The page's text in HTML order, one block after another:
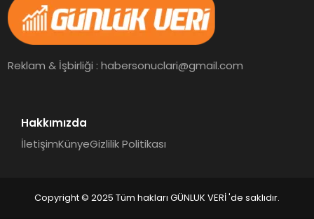
Reklam & İşbirliği : habersonuclari@gmail.com
Hakkımızda
İletişimKünyeGizlilik Politikası
Copyright © 2025 Tüm hakları GÜNLUK VERİ 'de saklıdır.